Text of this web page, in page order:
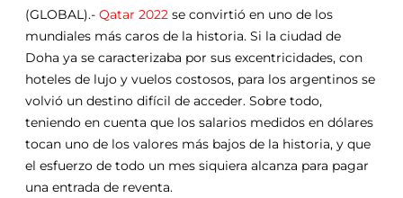
(GLOBAL).- Qatar 2022 se convirtió en uno de los
mundiales más caros de la historia. Si la ciudad de
Doha ya se caracterizaba por sus excentricidades, con
hoteles de lujo y vuelos costosos, para los argentinos se
volvió un destino difícil de acceder. Sobre todo,
teniendo en cuenta que los salarios medidos en dólares
tocan uno de los valores más bajos de la historia, y que
el esfuerzo de todo un mes siquiera alcanza para pagar
una entrada de reventa.